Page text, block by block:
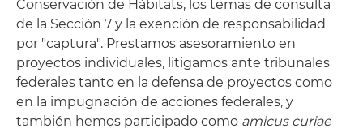
Conservación de Hábitats, los temas de consulta
de la Sección 7 y la exención de responsabilidad
por "captura". Prestamos asesoramiento en
proyectos individuales, litigamos ante tribunales
federales tanto en la defensa de proyectos como
en la impugnación de acciones federales, y
también hemos participado como amicus curiae